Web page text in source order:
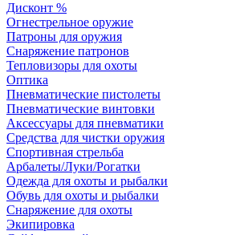
Дисконт %
Огнестрельное оружие
Патроны для оружия
Снаряжение патронов
Тепловизоры для охоты
Оптика
Пневматические пистолеты
Пневматические винтовки
Аксессуары для пневматики
Средства для чистки оружия
Спортивная стрельба
Арбалеты/Луки/Рогатки
Одежда для охоты и рыбалки
Обувь для охоты и рыбалки
Снаряжение для охоты
Экипировка